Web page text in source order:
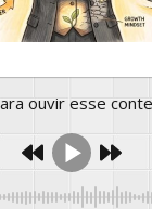
ouvir esse